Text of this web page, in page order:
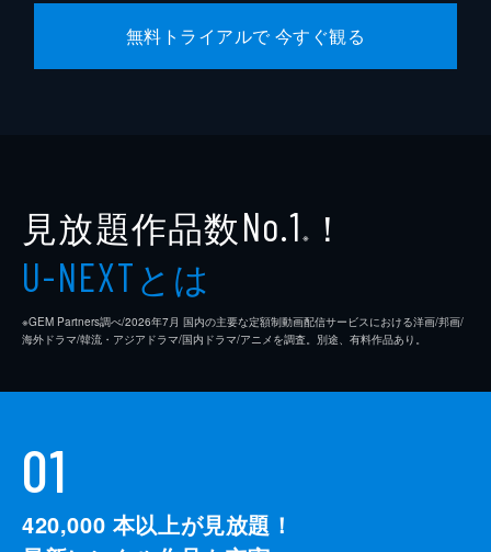
無料トライアルで 今すぐ観る
見放題作品数No.1 ※ ！
U-NEXTとは
※GEM Partners調べ/2026年7⽉ 国内の主要な定額制動画配信サービスにおける洋画/邦画/
海外ドラマ/韓流・アジアドラマ/国内ドラマ/アニメを調査。別途、有料作品あり。
01
420,000 本以上が見放題！